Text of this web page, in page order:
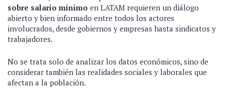
sobre salario mínimo en LATAM requieren un diálogo
abierto y bien informado entre todos los actores
involucrados, desde gobiernos y empresas hasta sindicatos y
trabajadores.
No se trata solo de analizar los datos económicos, sino de
considerar también las realidades sociales y laborales que
afectan a la población.